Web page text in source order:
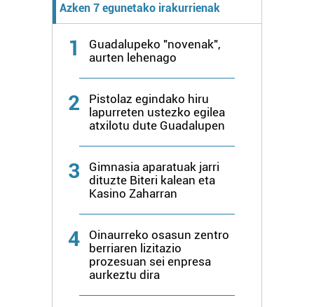
Azken 7 egunetako irakurrienak
1
Guadalupeko "novenak",
aurten lehenago
2
Pistolaz egindako hiru
lapurreten ustezko egilea
atxilotu dute Guadalupen
3
Gimnasia aparatuak jarri
dituzte Biteri kalean eta
Kasino Zaharran
4
Oinaurreko osasun zentro
berriaren lizitazio
prozesuan sei enpresa
aurkeztu dira